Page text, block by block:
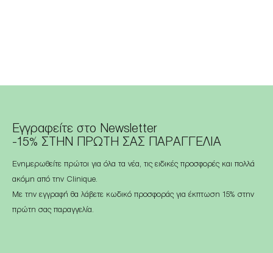
Εγγραφείτε στο Newsletter
-15% ΣΤΗΝ ΠΡΩΤΗ ΣΑΣ ΠΑΡΑΓΓΕΛΙΑ
Ενημερωθείτε πρώτοι για όλα τα νέα, τις ειδικές προσφορές και πολλά
ακόμη από την Clinique.
Με την εγγραφή θα λάβετε κωδικό προσφοράς για έκπτωση 15% στην
πρώτη σας παραγγελία.